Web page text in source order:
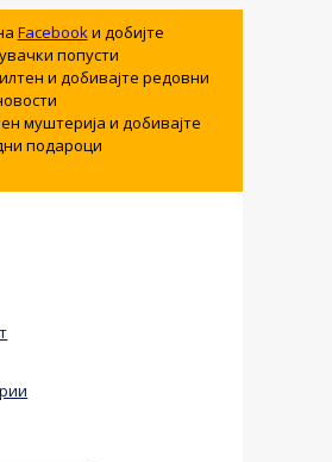
Facebookи добијте
попусти
и добивајте редовни
муштерија и добивајте
подароци